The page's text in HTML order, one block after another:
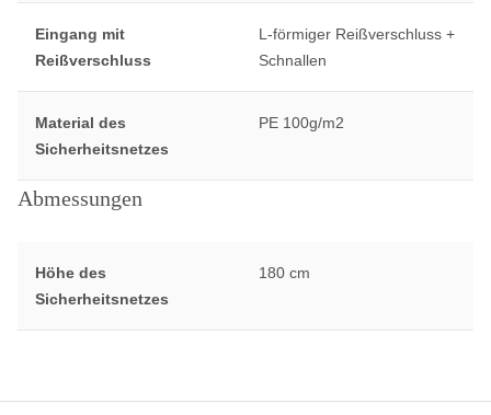
Eingang mit
Reißverschluss
L-förmiger Reißverschluss +
Schnallen
Material des
Sicherheitsnetzes
PE 100g/m2
Abmessungen
Höhe des
Sicherheitsnetzes
180 cm